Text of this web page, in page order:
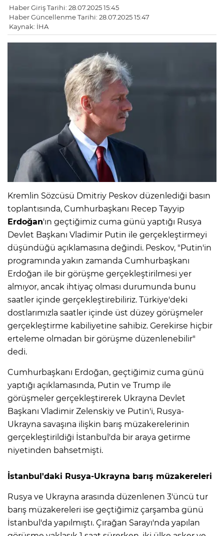
Haber Giriş Tarihi: 28.07.2025 15:45
Haber Güncellenme Tarihi: 28.07.2025 15:47
Kaynak: İHA
Kremlin Sözcüsü Dmitriy Peskov düzenlediği basın
toplantısında, Cumhurbaşkanı Recep Tayyip
Erdoğan'ın geçtiğimiz cuma günü yaptığı Rusya
Devlet Başkanı Vladimir Putin ile gerçekleştirmeyi
düşündüğü açıklamasına değindi. Peskov, "Putin'in
programında yakın zamanda Cumhurbaşkanı
Erdoğan ile bir görüşme gerçekleştirilmesi yer
almıyor, ancak ihtiyaç olması durumunda bunu
saatler içinde gerçekleştirebiliriz. Türkiye'deki
dostlarımızla saatler içinde üst düzey görüşmeler
gerçekleştirme kabiliyetine sahibiz. Gerekirse hiçbir
erteleme olmadan bir görüşme düzenlenebilir"
dedi.
Cumhurbaşkanı Erdoğan, geçtiğimiz cuma günü
yaptığı açıklamasında, Putin ve Trump ile
görüşmeler gerçekleştirerek Ukrayna Devlet
Başkanı Vladimir Zelenskiy ve Putin'i, Rusya-
Ukrayna savaşına ilişkin barış müzakerelerinin
gerçekleştirildiği İstanbul'da bir araya getirme
niyetinden bahsetmişti.
İstanbul'daki Rusya-Ukrayna barış müzakereleri
Rusya ve Ukrayna arasında düzenlenen 3'üncü tur
barış müzakereleri ise geçtiğimiz çarşamba günü
İstanbul'da yapılmıştı. Çırağan Sarayı'nda yapılan